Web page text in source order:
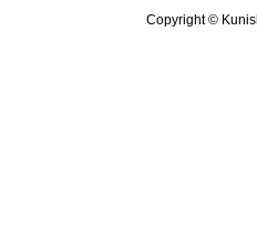
Copyright ©